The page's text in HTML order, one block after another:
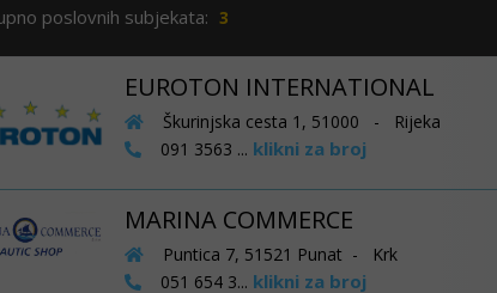
poslovnih subjekata: 3
EUROTON INTERNATIONAL
Škurinjska cesta 1, 51000 - Rijeka
091 3563 ... klikni za broj
MARINA COMMERCE
Puntica 7, 51521 Punat - Krk
051 654 3... klikni za broj